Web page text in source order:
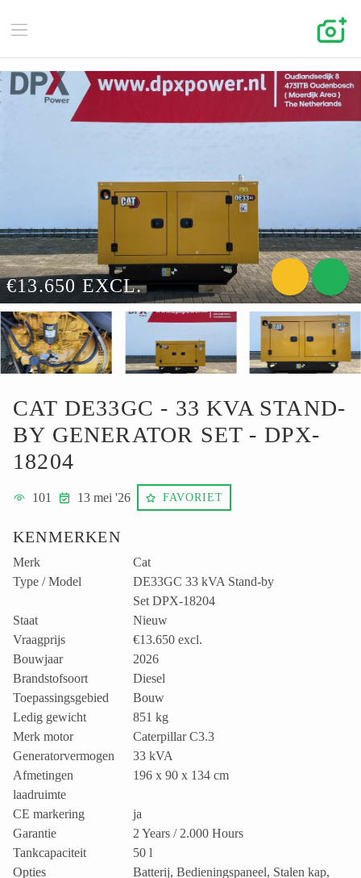
€13.650 EXCL.
CAT DE33GC - 33 KVA STAND-
BY GENERATOR SET - DPX-
18204
101 13 mei '26 FAVORIET
KENMERKEN
Merk
Cat
Type / Model
DE33GC 33 kVA Stand-by
Set DPX-18204
Staat
Nieuw
Vraagprijs
€13.650 excl.
Bouwjaar
2026
Brandstofsoort
Diesel
Toepassingsgebied
Bouw
Ledig gewicht
851 kg
Merk motor
Caterpillar C3.3
Generatorvermogen
33 kVA
Afmetingen
laadruimte
196 x 90 x 134 cm
CE markering
ja
Garantie
2 Years / 2.000 Hours
Tankcapaciteit
50 l
Opties
Batterij, Bedieningspaneel, Stalen kap,